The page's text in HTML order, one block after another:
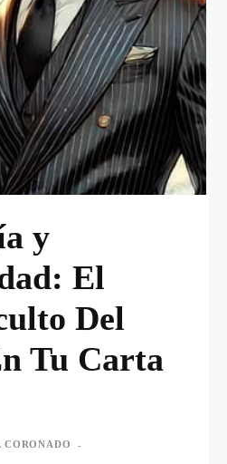
y
El
Del
Tu Carta
CORONADO -